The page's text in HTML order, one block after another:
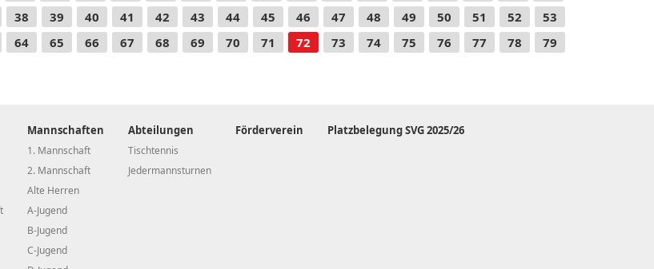
38 39 40 41 42 43 44 45 46 47 48 49 50 51 52
53
64 65 66 67 68 69 70 71 72 73 74 75 76 77 78
79
Mannschaften
1. Mannschaft
2. Mannschaft
Alte Herren
A-Jugend
B-Jugend
C-Jugend
Abteilungen
Tischtennis
Jedermannsturnen
Förderverein Platzbelegung SVG 2025/26